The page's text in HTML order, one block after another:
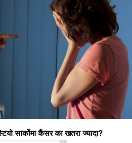
सार्कोमा कैंसर का खतरा ज्यादा?